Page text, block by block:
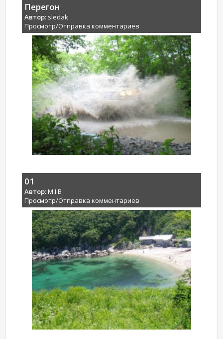
Перегон
Автор: sledak
Просмотр/Отправка комментариев
01
Автор:M.I.B
Просмотр/Отправка комментариев